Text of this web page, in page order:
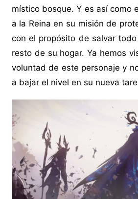
místico bosque. Y es así como
a la Reina en su misión de
con el propósito de salvar
resto de su hogar. Ya hemos
voluntad de este personaje y
a bajar el nivel en su nueva